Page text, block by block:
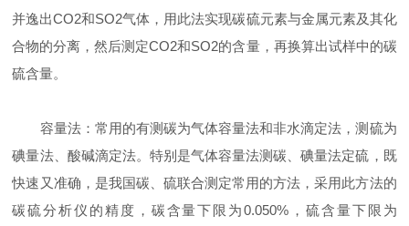
并逸出CO2和SO2气体，用此法实现碳硫元素与金属元素及其化
合物的分离，然后测定CO2和SO2的含量，再换算出试样中的碳
硫含量。
容量法：常用的有测碳为气体容量法和非水滴定法，测硫为
碘量法、酸碱滴定法。特别是气体容量法测碳、碘量法定硫，既
快速又准确，是我国碳、硫联合测定常用的方法，采用此方法的
碳硫分析仪的精度，碳含量下限为0.050%，硫含量下限为